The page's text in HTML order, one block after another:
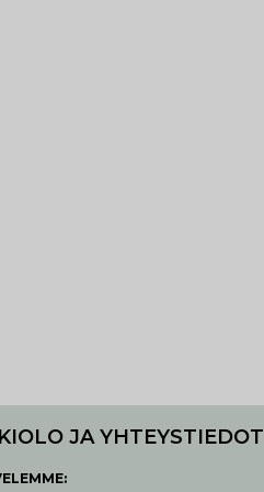
JA YHTEYSTIEDOT